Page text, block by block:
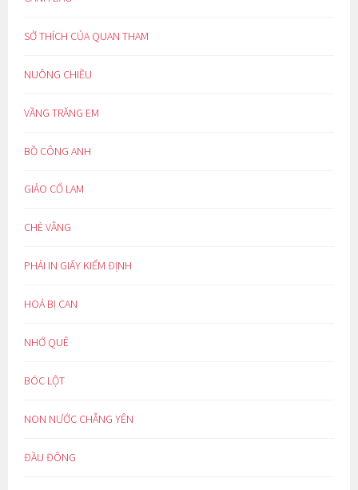
SỞ THÍCH CỦA QUAN THAM
NUÔNG CHIỀU
VẦNG TRĂNG EM
BỒ CÔNG ANH
GIẢO CỔ LAM
CHÈ VẰNG
PHẢI IN GIẤY KIỂM ĐỊNH
HOÁ BỊ CAN
NHỚ QUÊ
BÓC LỘT
NON NƯỚC CHẲNG YÊN
ĐẦU ĐÔNG